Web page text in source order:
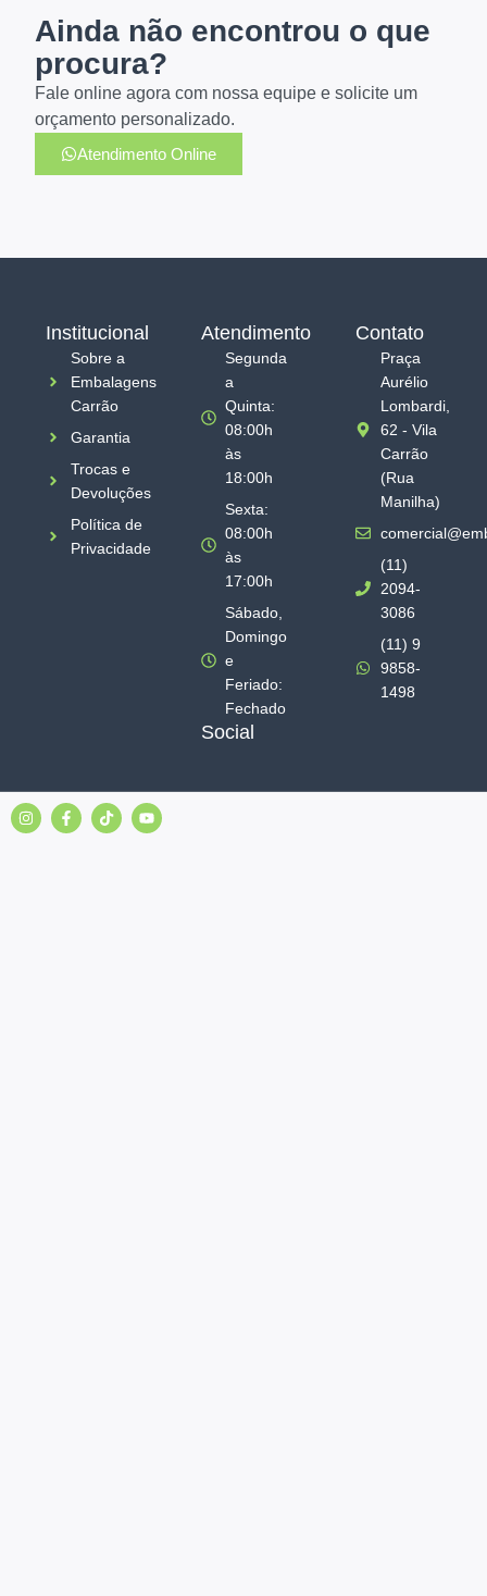
Ainda não encontrou o que
procura?
Fale online agora com nossa equipe e solicite um
orçamento personalizado.
Atendimento Online
Institucional
Sobre a
Embalagens
Carrão
Garantia
Trocas e
Devoluções
Política de
Privacidade
Atendimento
Segunda
a
Quinta:
08:00h
às
18:00h
Sexta:
08:00h
às
17:00h
Sábado,
Domingo
e
Feriado:
Fechado
Social
Contato
Praça
Aurélio
Lombardi,
62 - Vila
Carrão
(Rua
Manilha)
(11)
2094-
3086
(11) 9
9858-
1498